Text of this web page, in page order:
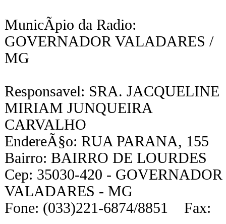
MunicÃ­pio da Radio:
GOVERNADOR VALADARES /
MG
Responsavel: SRA. JACQUELINE
MIRIAM JUNQUEIRA
CARVALHO
EndereÃ§o: RUA PARANA, 155
Bairro: BAIRRO DE LOURDES
Cep: 35030-420 - GOVERNADOR
VALADARES - MG
Fone: (033)221-6874/8851 Fax: